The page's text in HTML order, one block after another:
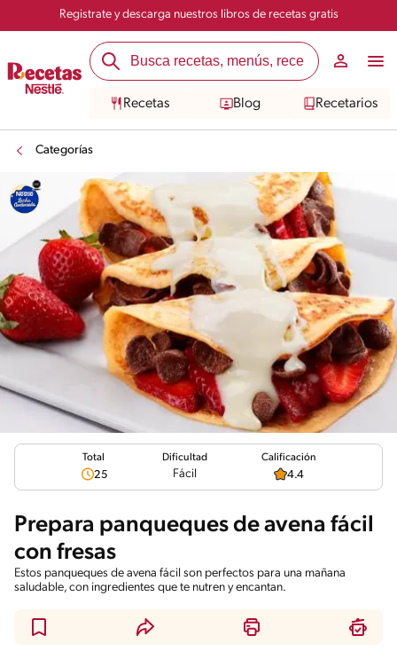
Registrate y descarga nuestros libros de recetas gratis
Recetas Blog Recetarios
Categorías
Total
25
Dificultad
Fácil
Calificación
4.4
Prepara panqueques de avena fácil
con fresas
Estos panqueques de avena fácil son perfectos para una mañana
saludable, con ingredientes que te nutren y encantan.